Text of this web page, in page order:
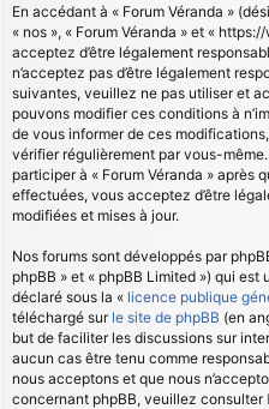
En accédant à « Forum Véranda »
« nos », « Forum Véranda » et «
acceptez d’être légalement
n’acceptez pas d’être légalement
suivantes, veuillez ne pas utiliser et
pouvons modifier ces conditions à
de vous informer de ces
vérifier régulièrement par vous-
participer à « Forum Véranda » après
effectuées, vous acceptez d’être
modifiées et mises à jour.
Nos forums sont développés par
phpBB » et « phpBB Limited ») qui
déclaré sous la « licence publique
téléchargé sur le site de phpBB (en
but de faciliter les discussions sur
aucun cas être tenu comme
nous acceptons et que nous
concernant phpBB, veuillez consulter